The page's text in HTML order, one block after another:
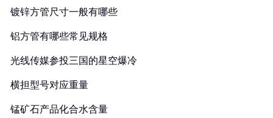
镀锌方管尺寸一般有哪些
铝方管有哪些常见规格
光线传媒参投三国的星空爆冷
横担型号对应重量
锰矿石产品化合水含量